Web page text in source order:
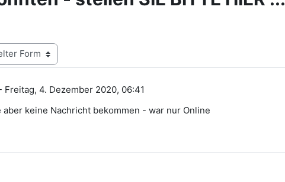
Freitag, 4. Dezember 2020, 06:41
0
aber keine Nachricht bekommen - war nur Online